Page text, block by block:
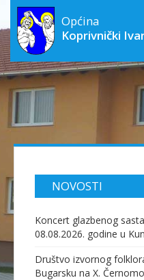
Općina
Koprivnički
NOVOSTI
Koncert glazbenog
08.08.2026. godine u
Društvo izvornog
Bugarsku na X.